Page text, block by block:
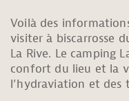
Voilà des
visiter à biscarrosse
La Rive. Le camping
confort du lieu et la
l’hydraviation et des